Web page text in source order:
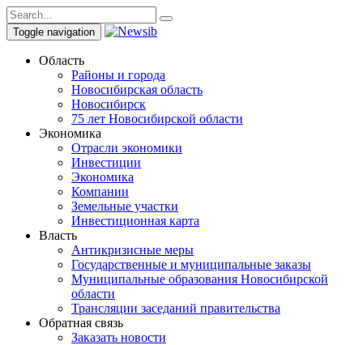
Toggle navigation
Область
Районы и города
Новосибирская область
Новосибирск
75 лет Новосибирской области
Экономика
Отрасли экономики
Инвестиции
Экономика
Компании
Земельные участки
Инвестиционная карта
Власть
Антикризисные меры
Государственные и муниципальные заказы
Муниципальные образования Новосибирской
области
Трансляции заседаний правительства
Обратная связь
Заказать новости